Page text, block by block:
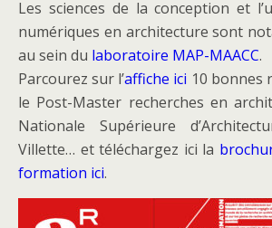
Les sciences de la conception et
numériques en architecture sont
au sein du laboratoire MAP-MAACC.
Parcourez sur l’affiche ici 10 bonnes
le Post-Master recherches en
Nationale Supérieure
Villette… et téléchargez ici la
formation ici.